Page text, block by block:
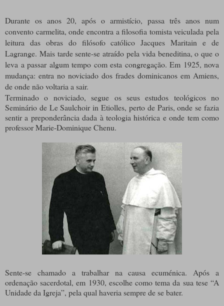
Durante os anos 20, após o armistício, passa três anos num
convento carmelita, onde encontra a filosofia tomista veiculada pela
leitura das obras do filósofo católico Jacques Maritain e de
Lagrange. Mais tarde sente-se atraído pela vida beneditina, o que o
leva a passar algum tempo com esta congregação. Em 1925, nova
mudança: entra no noviciado dos frades dominicanos em Amiens,
de onde não voltaria a sair.
Terminado o noviciado, segue os seus estudos teológicos no
Seminário de Le Saulchoir in Etiolles, perto de Paris, onde se fazia
sentir a preponderância dada à teologia histórica e onde tem como
professor Marie-Dominique Chenu.
Sente-se chamado a trabalhar na causa ecuménica. Após a
ordenação sacerdotal, em 1930, escolhe como tema da sua tese “A
Unidade da Igreja”, pela qual haveria sempre de se bater.